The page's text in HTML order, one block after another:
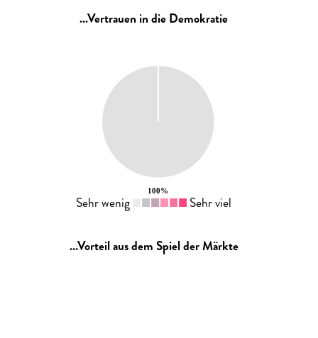
...Vertrauen in die Demokratie
Sehr wenig Sehr viel
...Vorteil aus dem Spiel der Märkte